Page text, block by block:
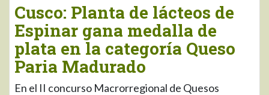
Cusco: Planta de lácteos de
Espinar gana medalla de
plata en la categoría Queso
Paria Madurado
En el II concurso Macrorregional de Quesos